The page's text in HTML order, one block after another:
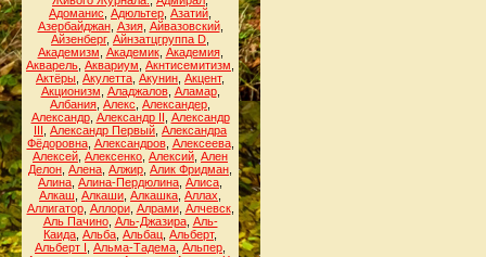
Адоманис Адюльтер Азатий
Азербайджан, Азия, Айвазовский,
Айзенберг, Айнзатцгруппа D
Академизм Академик, Академия,
Акварель Аквариум Акнтисемитизм
Актёры Акулетта Акунин Акцент,
Акционизм Аладжалов, Аламар,
Албания Алекс Александер
Александр, Александр II Александр
III Александр Первый Александра
Фёдоровна, Александров, Алексеева,
Алексей Алексенко Алексий Ален
Делон Алена Алжир Алик Фридман
Алина Алина-Пердюлина Алиса
Алкаш Алкаши Алкашка Аллах
Аллигатор, Аллори, Алрами, Алчевск,
Аль Пачино, Аль-Джазира, Аль-
Каида Альба Альбац Альберт,
Альберт I Альма-Тадема Альпер